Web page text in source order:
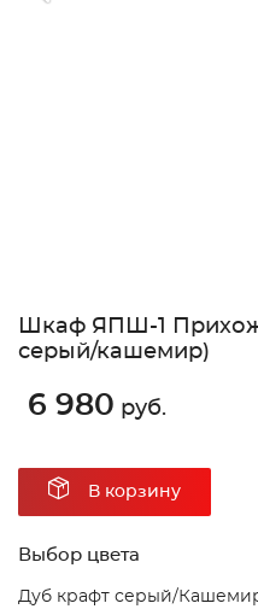
Шкаф ЯПШ-1
серый/кашемир)
6 980 руб.
В корзину
Выбор цвета
Дуб крафт серый/